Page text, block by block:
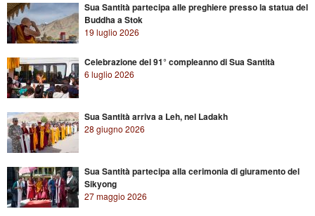
Sua Santità partecipa alle preghiere presso la statua del
Buddha a Stok
19 luglio 2026
Celebrazione del 91° compleanno di Sua Santità
6 luglio 2026
Sua Santità arriva a Leh, nel Ladakh
28 giugno 2026
Sua Santità partecipa alla cerimonia di giuramento del
Sikyong
27 maggio 2026